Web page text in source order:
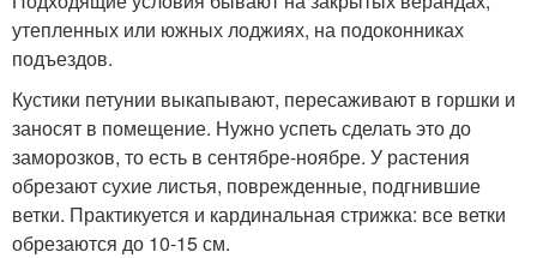
утепленных или южных лоджиях, на подоконниках
подъездов.
Кустики петунии выкапывают, пересаживают в горшки и
заносят в помещение. Нужно успеть сделать это до
заморозков, то есть в сентябре-ноябре. У растения
обрезают сухие листья, поврежденные, подгнившие
ветки. Практикуется и кардинальная стрижка: все ветки
обрезаются до 10-15 см.